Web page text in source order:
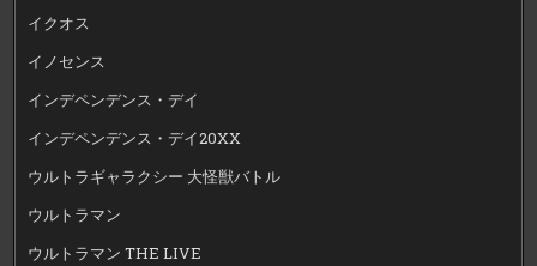
イクオス
イノセンス
インデペンデンス・デイ
インデペンデンス・デイ20XX
ウルトラギャラクシー 大怪獣バトル
ウルトラマン
ウルトラマン THE LIVE